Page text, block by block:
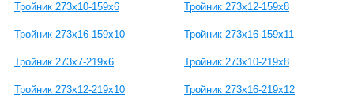
Тройник 273х10-159х6 Тройник 273х12-159х8
Тройник 273х16-159х10 Тройник 273х16-159х11
Тройник 273х7-219х6 Тройник 273х10-219х8
Тройник 273х12-219х10 Тройник 273х16-219х12